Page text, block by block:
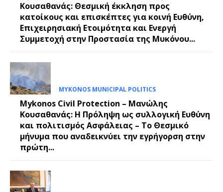
Κουσαθανάς: Θεσμική έκκληση προς
κατοίκους και επισκέπτες για κοινή Ευθύνη,
Επιχειρησιακή Ετοιμότητα και Ενεργή
Συμμετοχή στην Προστασία της Μυκόνου...
MYKONOS MUNICIPAL POLITICS
Mykonos Civil Protection – Μανώλης
Κουσαθανάς: Η Πρόληψη ως συλλογική Ευθύνη
και πολιτισμός Ασφάλειας – Το Θεσμικό
μήνυμα που αναδεικνύει την εγρήγορση στην
πρώτη...